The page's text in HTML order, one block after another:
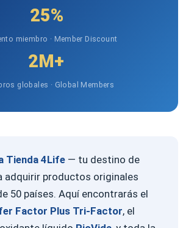
25%
miembro · Member Discount
2M+
globales · Global Members
Tienda 4Life— tu destino de
adquirir productos originales
50 países. Aquí encontrarás el
Factor Plus Tri-Factor, el